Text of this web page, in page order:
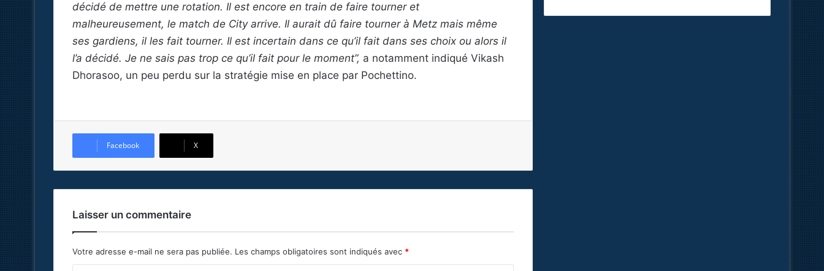
décidé de mettre une rotation. Il est encore en train de faire tourner et
malheureusement, le match de City arrive. Il aurait dû faire tourner à Metz mais même
ses gardiens, il les fait tourner. Il est incertain dans ce qu’il fait dans ses choix ou alors il
l’a décidé. Je ne sais pas trop ce qu’il fait pour le moment”, a notamment indiqué Vikash
Dhorasoo, un peu perdu sur la stratégie mise en place par Pochettino.
Facebook X
Laisser un commentaire
Votre adresse e-mail ne sera pas publiée. Les champs obligatoires sont indiqués avec *